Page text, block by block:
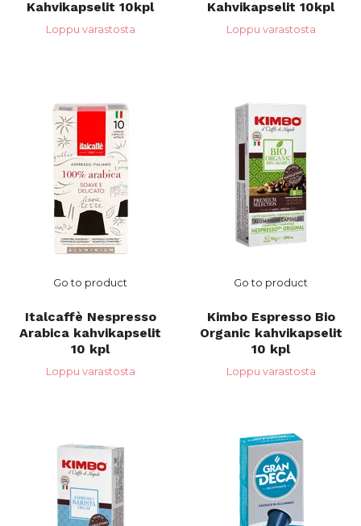
Kahvikapselit 10kpl
Loppu varastosta
Kahvikapselit 10kpl
Loppu varastosta
Go to product
Italcaffè Nespresso
Arabica kahvikapselit
10 kpl
Loppu varastosta
Go to product
Kimbo Espresso Bio
Organic kahvikapselit
10 kpl
Loppu varastosta